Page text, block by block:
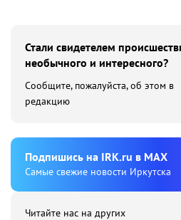
Стали свидетелем
необычного и интересного?
Сообщите, пожалуйста, об этом в
редакцию
Подпишиcь на IRK.ru в MAX
Cамые свежие новости Иркутска
Читайте нас на других